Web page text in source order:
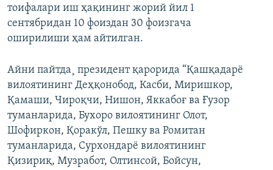
тоифалари иш ҳақининг жорий йил 1
сентябридан 10 фоиздан 30 фоизгача
оширилиши ҳам айтилган.
Айни пайтда¸ президент қарорида “Қашқадарё
вилоятининг Деҳқонобод, Касби, Миришкор,
Қамаши, Чироқчи, Нишон, Яккабоғ ва Ғузор
туманларида, Бухоро вилоятининг Олот,
Шофиркон, Қоракўл, Пешку ва Ромитан
туманларида, Сурхондарё вилоятининг
Қизириқ, Музработ, Олтинсой, Бойсун,